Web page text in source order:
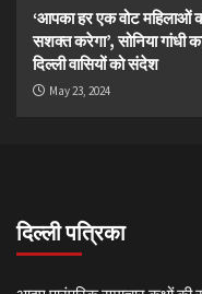
‘आपका हर एक वोट महिलाओं
सशक्त करेगा’, सोनिया गांधी
दिल्ली वासियों को संदेश
May 23, 2024
दिल्ली पत्रिका